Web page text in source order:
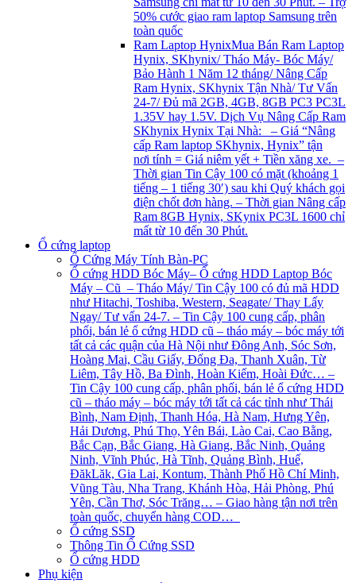
50% cước giao ram laptop Samsung trên
toàn quốc
Ram Laptop HynixMua Bán Ram Laptop
Hynix, SKhynix/ Tháo Máy- Bóc Máy/
Bảo Hành 1 Năm 12 tháng/ Nâng Cấp
Ram Hynix, SKhynix Tận Nhà/ Tư Vấn
24-7/ Đủ mã 2GB, 4GB, 8GB PC3 PC3L
1.35V hay 1.5V. Dịch Vụ Nâng Cấp Ram
SKhynix Hynix Tại Nhà: – Giá “Nâng
cấp Ram laptop SKhynix, Hynix” tận
nơi tính = Giá niêm yết + Tiền xăng xe. –
Thời gian Tin Cậy 100 có mặt (khoảng 1
tiếng – 1 tiếng 30′) sau khi Quý khách gọi
điện chốt đơn hàng. – Thời gian Nâng cấp
Ram 8GB Hynix, SKynix PC3L 1600 chỉ
mất từ 10 đến 30 Phút.
Ổ cứng laptop
Ổ Cứng Máy Tính Bàn-PC
Ổ cứng HDD Bóc Máy– Ổ cứng HDD Laptop Bóc
Máy – Cũ – Tháo Máy/ Tin Cậy 100 có đủ mã HDD
như Hitachi, Toshiba, Western, Seagate/ Thay Lấy
Ngay/ Tư vấn 24-7. – Tin Cậy 100 cung cấp, phân
phối, bán lẻ ổ cứng HDD cũ – tháo máy – bóc máy tới
tất cả các quận của Hà Nội như Đông Anh, Sóc Sơn,
Hoàng Mai, Cầu Giấy, Đống Đa, Thanh Xuân, Từ
Liêm, Tây Hồ, Ba Đình, Hoàn Kiếm, Hoài Đức… –
Tin Cậy 100 cung cấp, phân phối, bán lẻ ổ cứng HDD
cũ – tháo máy – bóc máy tới tất cả các tỉnh như Thái
Bình, Nam Định, Thanh Hóa, Hà Nam, Hưng Yên,
Hải Dương, Phú Thọ, Yên Bái, Lào Cai, Cao Bằng,
Bắc Cạn, Bắc Giang, Hà Giang, Bắc Ninh, Quảng
Ninh, Vĩnh Phúc, Hà Tĩnh, Quảng Bình, Huế,
ĐăkLăk, Gia Lai, Kontum, Thành Phố Hồ Chí Minh,
Vũng Tàu, Nha Trang, Khánh Hòa, Hải Phòng, Phú
Yên, Cần Thơ, Sóc Trăng… – Giao hàng tận nơi trên
toàn quốc, chuyển hàng COD…
Ổ cứng SSD
Thông Tin Ổ Cứng SSD
Ổ cứng HDD
Phụ kiện